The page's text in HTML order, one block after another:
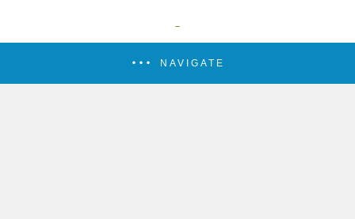
NAVIGATE